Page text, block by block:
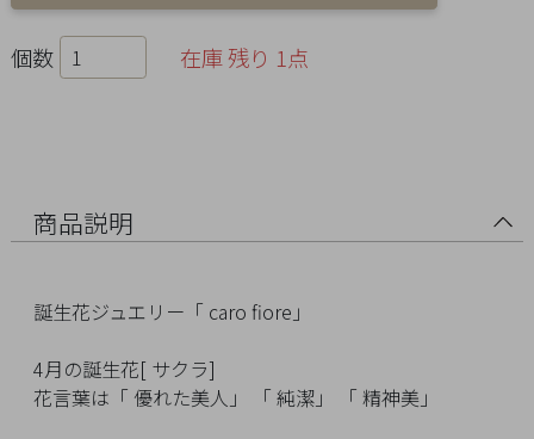
個数 在庫 残り 1点
商品説明
誕生花ジュエリー「 caro fiore」
4月の誕生花[ サクラ]
花言葉は「 優れた美人」 「 純潔」 「 精神美」
Season
Other
イ
ペ